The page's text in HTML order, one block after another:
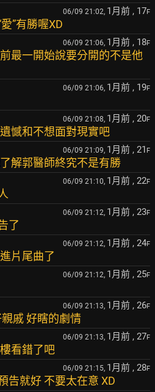
06/09 21:02, 1月前 , 17F
”有勝喔XD
06/09 21:06, 1月前 , 18F
最一開始說要分開的不是他
06/09 21:06, 1月前 , 19F
06/09 21:08, 1月前 , 20F
憾和不想面對現實吧
06/09 21:09, 1月前 , 21 F
解郭醫師終究不是有勝
06/09 21:10, 1月前 , 22F
06/09 21:12, 1月前 , 23F
了
06/09 21:12, 1月前 , 24F
片尾曲了
06/09 21:12, 1月前 , 25F
06/09 21:13, 1月前 , 26F
戚 好瞎的劇情
06/09 21:13, 1月前 , 27F
看錯了吧
06/09 21:15, 1月前 , 28F
告就好 不要太在意 XD